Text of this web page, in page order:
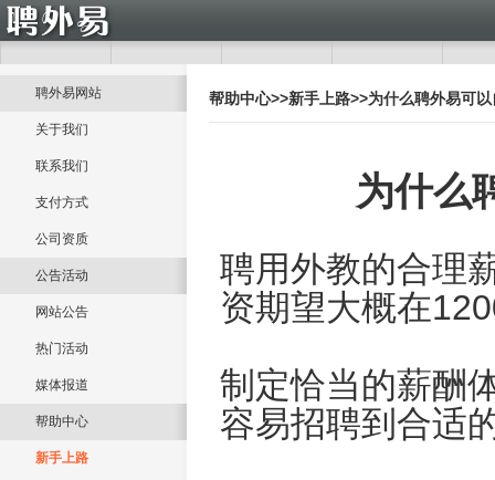
聘外易网站
关于我们
联系我们
支付方式
公司资质
公告活动
网站公告
热门活动
媒体报道
帮助中心
新手上路
帮助中心>>新手上路>>为什么聘外易可
为什么
聘用外教的合理
资期望大概在
制定恰当的薪酬
容易招聘到合适